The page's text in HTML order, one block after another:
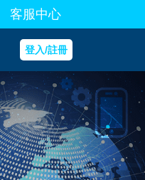
客服中心
登入/註冊